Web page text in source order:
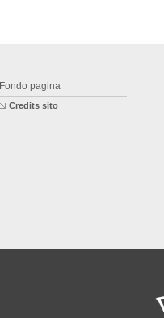
Fondo pagina
Credits sito